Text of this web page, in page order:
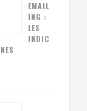
EMAIL
ING :
LES
INDIC